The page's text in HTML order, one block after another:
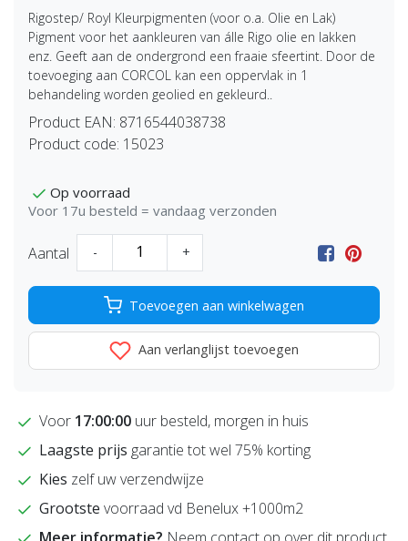
Rigostep/ Royl Kleurpigmenten (voor o.a. Olie en Lak)
Pigment voor het aankleuren van álle Rigo olie en lakken
enz. Geeft aan de ondergrond een fraaie sfeertint. Door de
toevoeging aan CORCOL kan een oppervlak in 1
behandeling worden geolied en gekleurd..
Product EAN: 8716544038738
Product code: 15023
Op voorraad
Voor 17u besteld = vandaag verzonden
Aantal - +
Toevoegen aan winkelwagen
Aan verlanglijst toevoegen
Voor 17:00:00 uur besteld, morgen in huis
Laagste prijs garantie tot wel 75% korting
Kies zelf uw verzendwijze
Grootste voorraad vd Benelux +1000m2